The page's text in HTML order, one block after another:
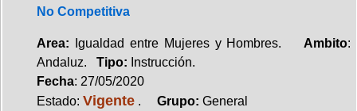
No Competitiva
Area: Igualdad entre Mujeres y Hombres. Ambito:
Andaluz. Tipo: Instrucción.
Fecha: 27/05/2020
Estado: Vigente . Grupo: General